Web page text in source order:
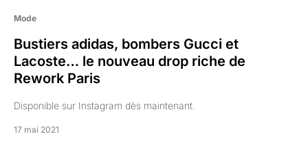
Mode
Bustiers adidas, bombers Gucci et
Lacoste… le nouveau drop riche de
Rework Paris
Disponible sur Instagram dès maintenant.
17 mai 2021